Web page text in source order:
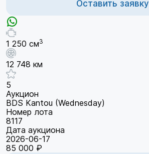
Оставить заявку
1 250 см3
12 748 км
5
Аукцион
BDS Kantou (Wednesday)
Номер лота
8117
Дата аукциона
2026-06-17
85 000 ₽